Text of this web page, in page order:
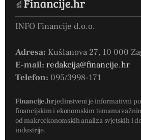
INFO Financije d.o.o.
Adresa: Kušlanova 27, 10 000
E-mail: redakcija@financije.hr
Telefon: 095/3998-171
Financije.hrjedinstveni je informativni
financijskim i ekonomskim temama
od makroekonomskih analiza svjetskih i
industrije.